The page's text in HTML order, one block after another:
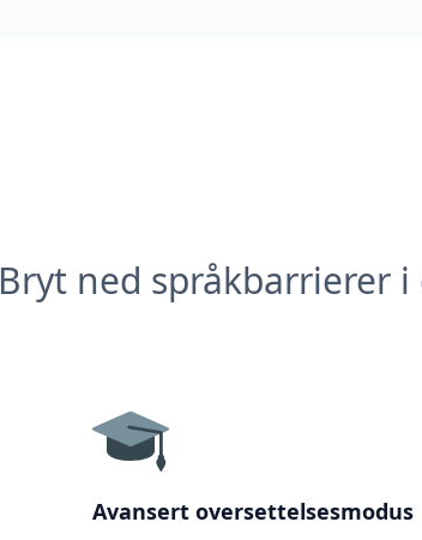
Bryt ned språkbarrierer
Avansert oversettelsesmodus